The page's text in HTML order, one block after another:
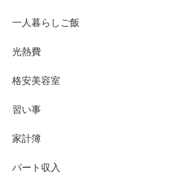
一人暮らしご飯
光熱費
格安美容室
習い事
家計簿
パート収入